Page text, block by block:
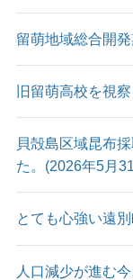
留萌地域総合開
旧留萌高校を視
貝殻島区域昆布
た。(2026年5月
とても心強い遠
人口減少が進む